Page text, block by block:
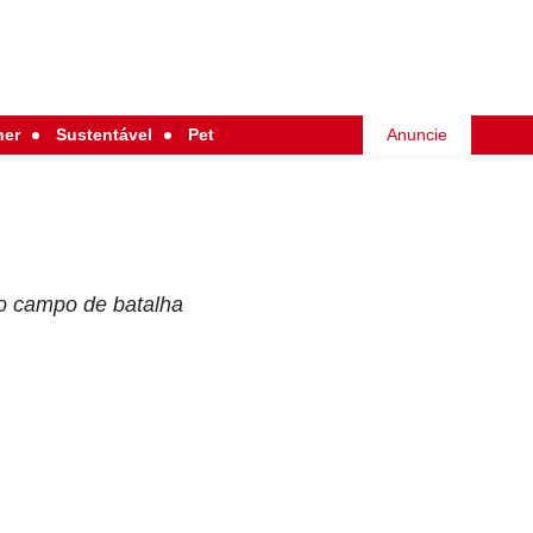
Sustentável Pet Anuncie
campo de batalha